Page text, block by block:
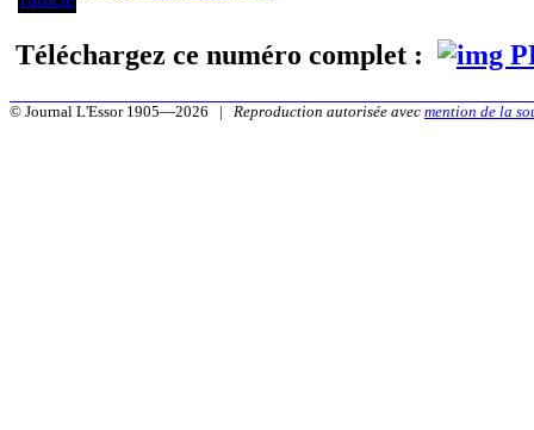
Téléchargez ce numéro complet :
© Journal L'Essor 1905—2026 | Reproduction autorisée avec mention de la